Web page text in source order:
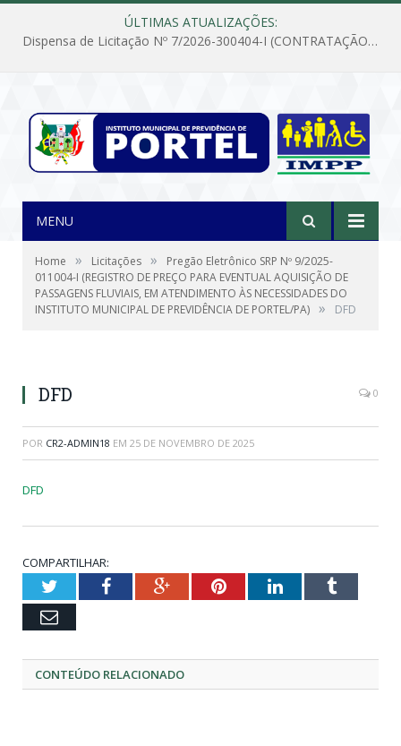
ÚLTIMAS ATUALIZAÇÕES:
Dispensa de Licitação Nº 7/2026-300404-I (CONTRATAÇÃO DE EMPRESA PARA MANUTENÇÃO E REPARAÇÃO DE APARELHOS DE AR CONDICIONADO, EM ATENDIMENTO ÀS NECESSIDADES DO INSTITUTO DE PREVIDÊNCIA MUNICIPAL DE PORTEL/PA)
MENU
Home » Licitações »
Pregão Eletrônico SRP Nº 9/2025-
011004-I (REGISTRO DE PREÇO PARA EVENTUAL AQUISIÇÃO DE
PASSAGENS FLUVIAIS, EM ATENDIMENTO ÀS NECESSIDADES DO
INSTITUTO MUNICIPAL DE PREVIDÊNCIA DE PORTEL/PA) » DFD
DFD 0
POR CR2-ADMIN18 EM 25 DE NOVEMBRO DE 2025
DFD
COMPARTILHAR:
TwitterFacebookGoogle+PinterestLinkedInTumblr
Email
CONTEÚDO RELACIONADO